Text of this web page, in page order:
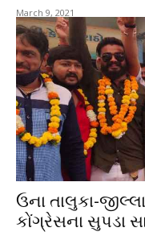
March 9, 2021
ઉના તાલુકા-
કોંગ્રેસના સુપડા